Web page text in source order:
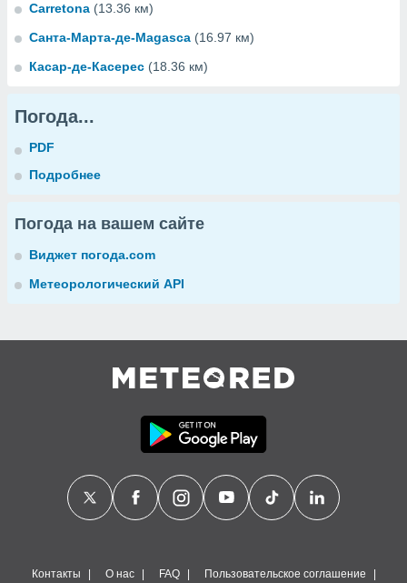
Carretona (13.36 км)
Санта-Марта-де-Magasca (16.97 км)
Касар-де-Касерес (18.36 км)
Погода...
PDF
Подробнее
Погода на вашем сайте
Виджет погода.com
Метеорологический API
Контакты О нас FAQ Пользовательское соглашение